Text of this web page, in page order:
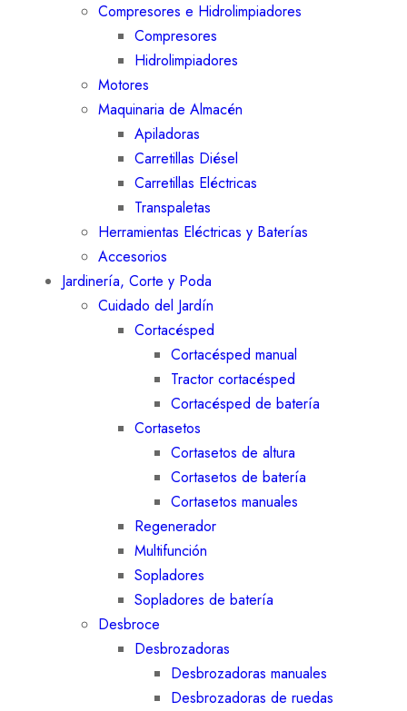
Compresores e Hidrolimpiadores
Compresores
Hidrolimpiadores
Motores
Maquinaria de Almacén
Apiladoras
Carretillas Diésel
Carretillas Eléctricas
Transpaletas
Herramientas Eléctricas y Baterías
Accesorios
Jardinería, Corte y Poda
Cuidado del Jardín
Cortacésped
Cortacésped manual
Tractor cortacésped
Cortacésped de batería
Cortasetos
Cortasetos de altura
Cortasetos de batería
Cortasetos manuales
Regenerador
Multifunción
Sopladores
Sopladores de batería
Desbroce
Desbrozadoras
Desbrozadoras manuales
Desbrozadoras de ruedas